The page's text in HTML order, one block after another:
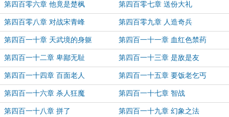
第四百零六章 他竟是楚枫 第四百零七章 送份大礼
第四百零八章 对战宋青峰 第四百零九章 人造奇兵
第四百一十章 天武境的身躯 第四百一十一章 血红色禁药
第四百一十二章 卑鄙无耻 第四百一十三章 是敌是友
第四百一十四章 百面老人 第四百一十五章 要饭老乞丐
第四百一十六章 杀人狂魔 第四百一十七章 智战
第四百一十八章 拼了 第四百一十九章 幻象之法